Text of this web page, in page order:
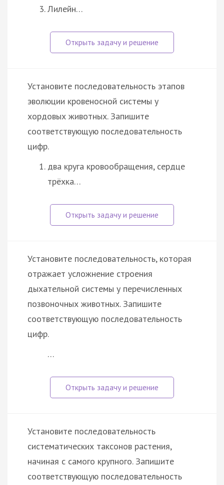
Лилейн…
Установите последовательность этапов
эволюции кровеносной системы у
хордовых животных. Запишите
соответствующую последовательность
цифр.
два круга кровообращения, сердце
трёхка…
Установите последовательность, которая
отражает усложнение строения
дыхательной системы у перечисленных
позвоночных животных. Запишите
соответствующую последовательность
цифр.
…
Установите последовательность
систематических таксонов растения,
начиная с самого крупного. Запишите
соответствующую последовательность